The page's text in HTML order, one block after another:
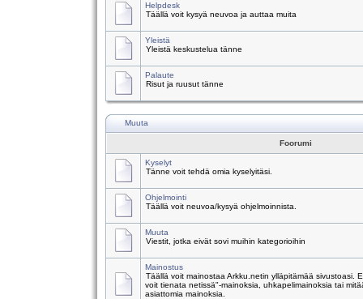
Helpdesk
Täällä voit kysyä neuvoa ja auttaa muita
Yleistä
Yleistä keskustelua tänne
Palaute
Risut ja ruusut tänne
Muuta
Foorumi
Kyselyt
Tänne voit tehdä omia kyselyitäsi.
Ohjelmointi
Täällä voit neuvoa/kysyä ohjelmoinnista.
Muuta
Viestit, jotka eivät sovi muihin kategorioihin
Mainostus
Täällä voit mainostaa Arkku.netin ylläpitämää sivustoasi.
voit tienata netissä"-mainoksia, uhkapelimainoksia tai
asiattomia mainoksia.